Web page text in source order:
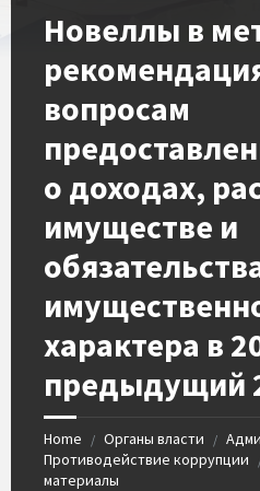
Новеллы в
вопросам
о доходах,
имуществе и
характера в
предыдущий
Home / Органы власти /
Противодействие коррупции
материалы